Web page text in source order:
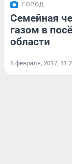
ГОРОД
Семейная
газом в
области
8 февраля, 2017,